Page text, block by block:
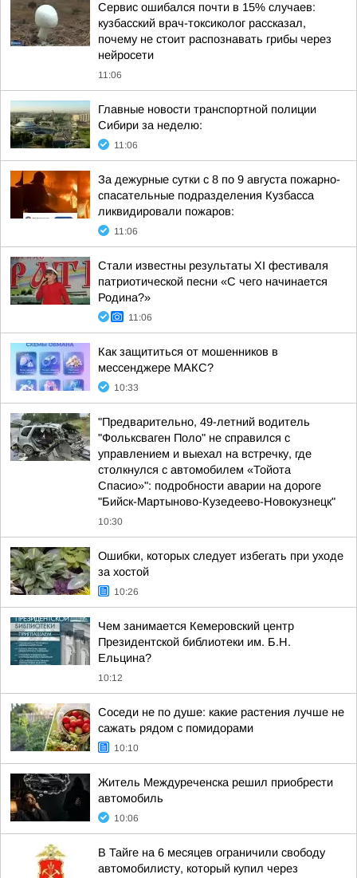
Сервис ошибался почти в 15% случаев:
кузбасский врач-токсиколог рассказал,
почему не стоит распознавать грибы через
нейросети
11:06
Главные новости транспортной полиции
Сибири за неделю:
11:06
За дежурные сутки с 8 по 9 августа пожарно-
спасательные подразделения Кузбасса
ликвидировали пожаров:
11:06
Стали известны результаты XI фестиваля
патриотической песни «С чего начинается
Родина?»
11:06
Как защититься от мошенников в
мессенджере МАКС?
10:33
"Предварительно, 49-летний водитель
"Фольксваген Поло" не справился с
управлением и выехал на встречку, где
столкнулся с автомобилем «Тойота
Спасио»": подробности аварии на дороге
"Бийск-Мартыново-Кузедеево-Новокузнецк"
10:30
Ошибки, которых следует избегать при уходе
за хостой
10:26
Чем занимается Кемеровский центр
Президентской библиотеки им. Б.Н.
Ельцина?
10:12
Соседи не по душе: какие растения лучше не
сажать рядом с помидорами
10:10
Житель Междуреченска решил приобрести
автомобиль
10:06
В Тайге на 6 месяцев ограничили свободу
автомобилисту, который купил через